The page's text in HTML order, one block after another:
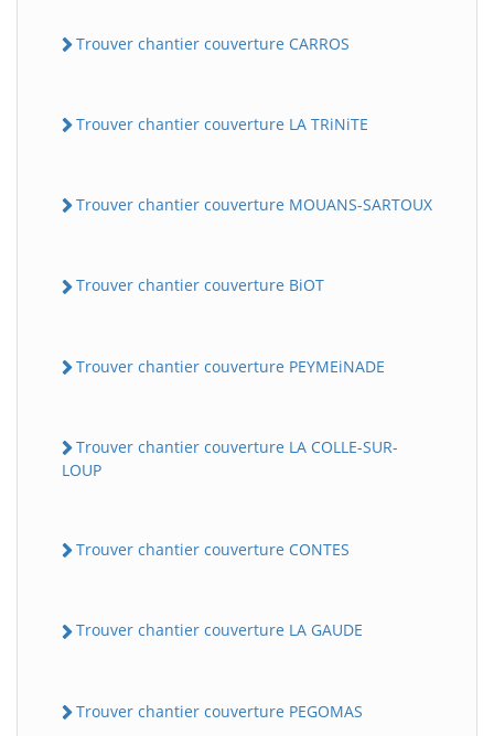
Trouver chantier couverture CARROS
Trouver chantier couverture LA TRiNiTE
Trouver chantier couverture MOUANS-SARTOUX
Trouver chantier couverture BiOT
Trouver chantier couverture PEYMEiNADE
Trouver chantier couverture LA COLLE-SUR-
LOUP
Trouver chantier couverture CONTES
Trouver chantier couverture LA GAUDE
Trouver chantier couverture PEGOMAS